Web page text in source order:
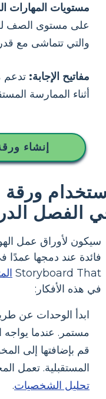
مستويات المهارات
على مستوى الصف
والتي تتماشى مع
مفاتيح الإجابة: تدعم
أثناء الممارسة
إنشاء
الفصل
سيكون لأوراق عمل
فائدة عند دمجها عمدًا
Storyboard That
في هذه الأفكار:
ابدأ الوحدات عن
مستمر. عندما
قم بإضافتها إلى
المستقبلية. تعمل
تحليل الشخصيات.